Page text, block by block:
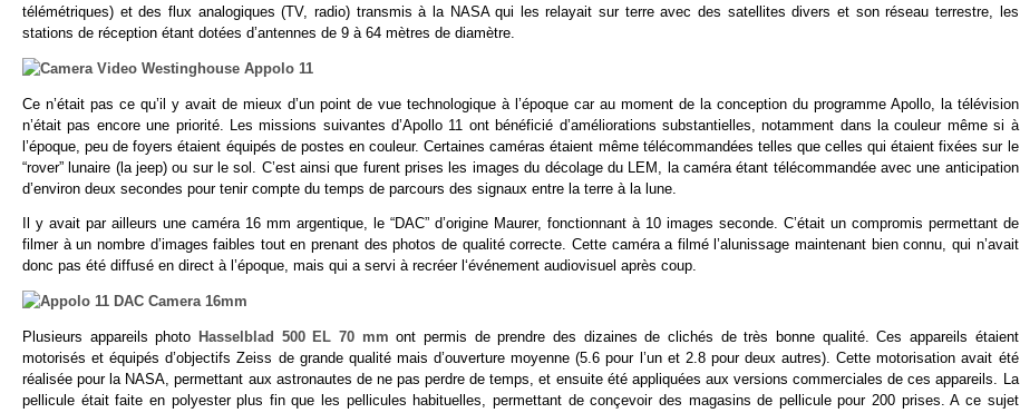
télémétriques) et des flux analogiques (TV, radio) transmis à la NASA qui les relayait sur terre avec des satellites divers et son réseau terrestre, les
stations de réception étant dotées d’antennes de 9 à 64 mètres de diamètre.
Ce n’était pas ce qu’il y avait de mieux d’un point de vue technologique à l’époque car au moment de la conception du programme Apollo, la télévision
n’était pas encore une priorité. Les missions suivantes d’Apollo 11 ont bénéficié d’améliorations substantielles, notamment dans la couleur même si à
l’époque, peu de foyers étaient équipés de postes en couleur. Certaines caméras étaient même télécommandées telles que celles qui étaient fixées sur le
“rover” lunaire (la jeep) ou sur le sol. C’est ainsi que furent prises les images du décolage du LEM, la caméra étant télécommandée avec une anticipation
d’environ deux secondes pour tenir compte du temps de parcours des signaux entre la terre à la lune.
Il y avait par ailleurs une caméra 16 mm argentique, le “DAC” d’origine Maurer, fonctionnant à 10 images seconde. C’était un compromis permettant de
filmer à un nombre d’images faibles tout en prenant des photos de qualité correcte. Cette caméra a filmé l’alunissage maintenant bien connu, qui n’avait
donc pas été diffusé en direct à l’époque, mais qui a servi à recréer l‘événement audiovisuel après coup.
Plusieurs appareils photo Hasselblad 500 EL 70 mm ont permis de prendre des dizaines de clichés de très bonne qualité. Ces appareils étaient
motorisés et équipés d’objectifs Zeiss de grande qualité mais d’ouverture moyenne (5.6 pour l’un et 2.8 pour deux autres). Cette motorisation avait été
réalisée pour la NASA, permettant aux astronautes de ne pas perdre de temps, et ensuite été appliquées aux versions commerciales de ces appareils. La
pellicule était faite en polyester plus fin que les pellicules habituelles, permettant de conçevoir des magasins de pellicule pour 200 prises. A ce sujet